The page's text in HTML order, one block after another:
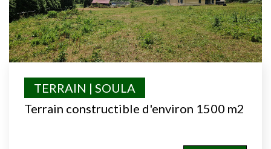
Terrain constructible d'environ 1500 m2
TERRAIN | SOULA